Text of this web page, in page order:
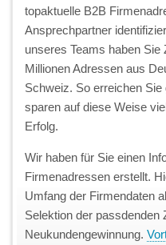
topaktuelle B2B
Ansprechpartner
unseres Teams haben
Millionen Adressen aus
Schweiz. So erreichen
sparen auf diese Weise
Erfolg.
Wir haben für Sie einen
Firmenadressen erstellt.
Umfang der Firmendaten
Selektion der passdenden
Neukundengewinnung.